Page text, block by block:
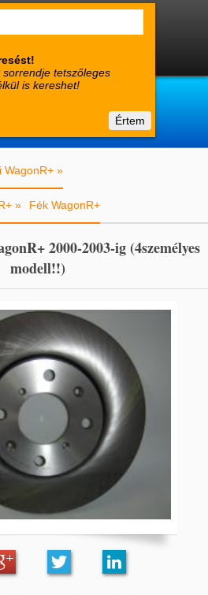
alkatreszek.hu
Kapcsolat
Értem

WagonR+ »
» Fék WagonR+
2000-2003-ig (4személyes
modell!!)